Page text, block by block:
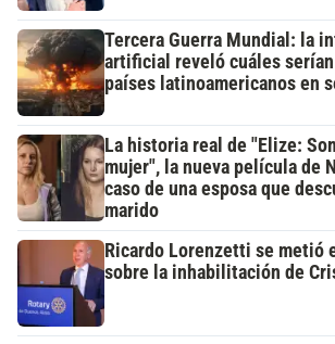
Tercera Guerra Mundial: la
artificial reveló cuáles
países latinoamericanos en
La historia real de "Elize:
mujer", la nueva película de
caso de una esposa que
marido
Ricardo Lorenzetti se metió
sobre la inhabilitación de